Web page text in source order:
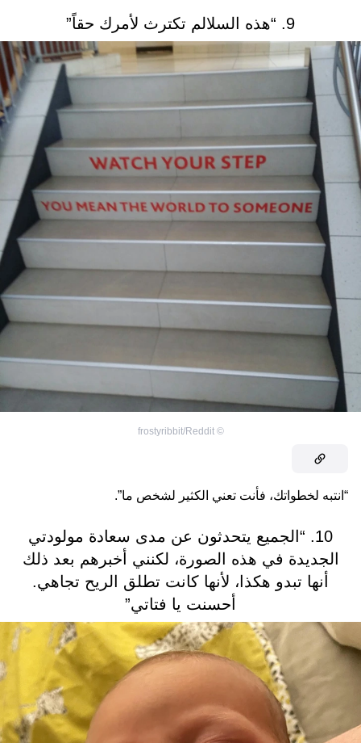
9. “هذه السلالم تكترث لأمرك حقاً”
©
frostyribbit/Reddit
“انتبه لخطواتك، فأنت تعني الكثير لشخص ما”.
10. “الجميع يتحدثون عن مدى سعادة مولودتي
الجديدة في هذه الصورة، لكنني أخبرهم بعد ذلك
أنها تبدو هكذا، لأنها كانت تطلق الريح تجاهي.
أحسنت يا فتاتي”